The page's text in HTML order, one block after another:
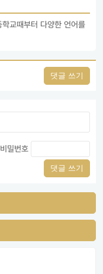
댓글 쓰기
비밀번호
댓글 쓰기